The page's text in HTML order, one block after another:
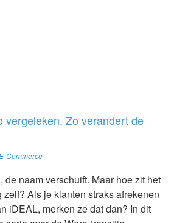
vergeleken. Zo verandert de
Commerce
de naam verschuift. Maar hoe zit het
Als je klanten straks afrekenen
iDEAL, merken ze dat dan? In dit